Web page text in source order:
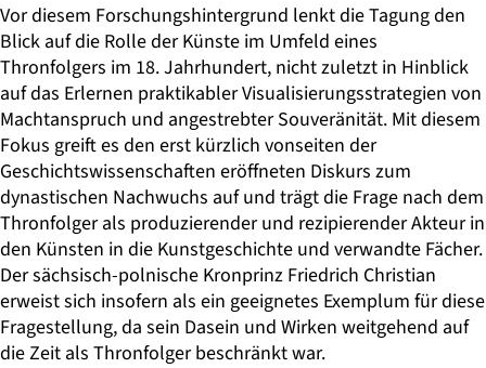
Vor diesem Forschungshintergrund lenkt die Tagung den
Blick auf die Rolle der Künste im Umfeld eines
Thronfolgers im 18. Jahrhundert, nicht zuletzt in Hinblick
auf das Erlernen praktikabler Visualisierungsstrategien von
Machtanspruch und angestrebter Souveränität. Mit diesem
Fokus greift es den erst kürzlich vonseiten der
Geschichtswissenschaften eröffneten Diskurs zum
dynastischen Nachwuchs auf und trägt die Frage nach dem
Thronfolger als produzierender und rezipierender Akteur in
den Künsten in die Kunstgeschichte und verwandte Fächer.
Der sächsisch-polnische Kronprinz Friedrich Christian
erweist sich insofern als ein geeignetes Exemplum für diese
Fragestellung, da sein Dasein und Wirken weitgehend auf
die Zeit als Thronfolger beschränkt war.